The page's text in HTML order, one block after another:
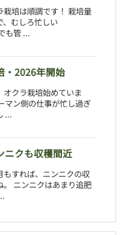
栽培は順調です！ 栽培量
、むしろ忙しい
も管 ...
・2026年開始
オクラ栽培始めていま
マン側の仕事が忙し過ぎ
...
ニクも収穫間近
もすれば、ニンニクの収
。 ニンニクはあまり追肥